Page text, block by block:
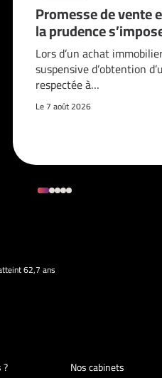
Promesse de vente
la prudence
Lors d’un achat
suspensive d’obtention
respectée à…
Le 7 août 2026
62,7 ans
Nos cabinets